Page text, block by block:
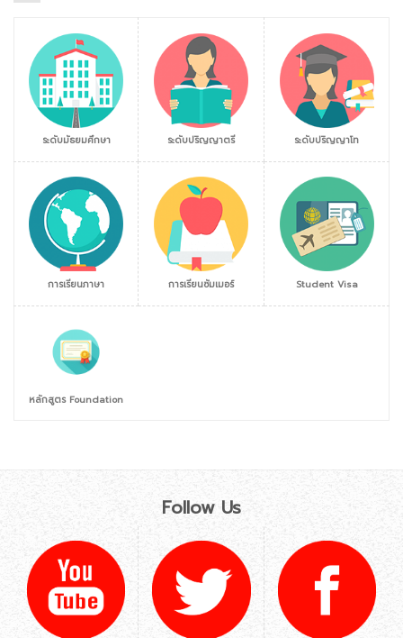
ระดับมัธยมศึกษา ระดับปริญญาตรี ระดับปริญญาโท
การเรียนภาษา การเรียนซัมเมอร์ Student Visa
หลักสูตร Foundation
Follow Us